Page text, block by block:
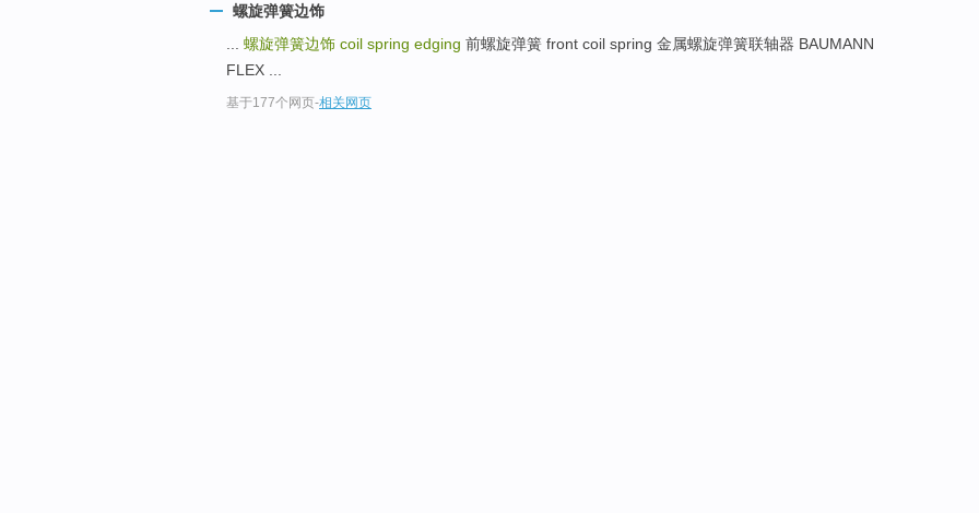
螺旋弹簧边饰
螺旋弹簧边饰 coil spring edging 前螺旋弹簧 front coil spring 金属螺旋弹簧联轴器 BAUMANN
FLEX ...
基于177个网页-相关网页